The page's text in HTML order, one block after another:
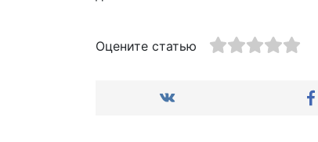
Оцените статью